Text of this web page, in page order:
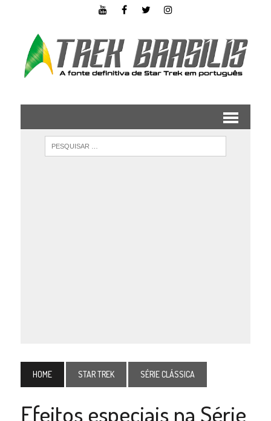
HOME STAR TREK SÉRIE CLÁSSICA
Efeitos especiais na Série